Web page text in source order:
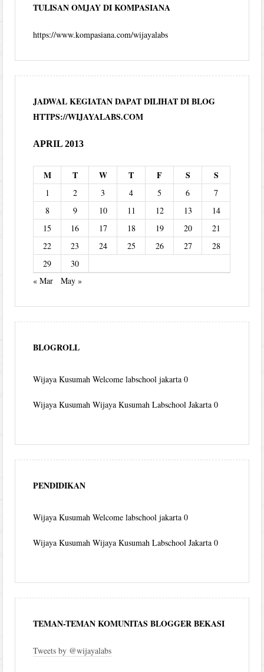
TULISAN OMJAY DI KOMPASIANA
https://www.kompasiana.com/wijayalabs
JADWAL KEGIATAN DAPAT DILIHAT DI BLOG
HTTPS://WIJAYALABS.COM
APRIL 2013
M T W T F S S
1 2 3 4 5 6
7
8
9 10 11 12 13
14
15
16 17 18 19 20
21
22
23 24 25 26 27
28
29
30
« Mar
May »
BLOGROLL
Wijaya Kusumah Welcome labschool jakarta 0
Wijaya Kusumah Wijaya Kusumah Labschool Jakarta 0
PENDIDIKAN
Wijaya Kusumah Welcome labschool jakarta 0
Wijaya Kusumah Wijaya Kusumah Labschool Jakarta 0
TEMAN-TEMAN KOMUNITAS BLOGGER BEKASI
Tweets by @wijayalabs